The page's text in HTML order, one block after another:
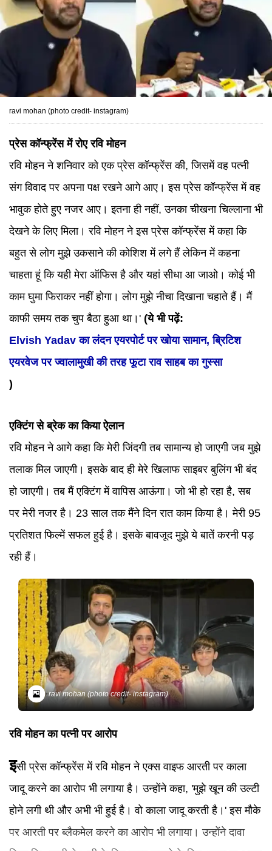
ravi mohan (photo credit- instagram)
प्रेस कॉन्फ्रेंस में रोए रवि मोहन
रवि मोहन ने शनिवार को एक प्रेस कॉन्फ्रेंस की, जिसमें वह पत्नी
संग विवाद पर अपना पक्ष रखने आगे आए। इस प्रेस कॉन्फ्रेंस में वह
भावुक होते हुए नजर आए। इतना ही नहीं, उनका चीखना चिल्लाना भी
देखने के लिए मिला। रवि मोहन ने इस प्रेस कॉन्फ्रेंस में कहा कि
बहुत से लोग मुझे उकसाने की कोशिश में लगे हैं लेकिन में कहना
चाहता हूं कि यही मेरा ऑफिस है और यहां सीधा आ जाओ। कोई भी
काम घुमा फिराकर नहीं होगा। लोग मुझे नीचा दिखाना चहाते हैं। मैं
काफी समय तक चुप बैठा हुआ था।' (ये भी पढ़ें:
Elvish Yadav का लंदन एयरपोर्ट पर खोया सामान, ब्रिटिश
एयरवेज पर ज्वालामुखी की तरह फूटा राव साहब का गुस्सा
)
एक्टिंग से ब्रेक का किया ऐलान
रवि मोहन ने आगे कहा कि मेरी जिंदगी तब सामान्य हो जाएगी जब मुझे
तलाक मिल जाएगी। इसके बाद ही मेरे खिलाफ साइबर बुलिंग भी बंद
हो जाएगी। तब मैं एक्टिंग में वापिस आऊंगा। जो भी हो रहा है, सब
पर मेरी नजर है। 23 साल तक मैंने दिन रात काम किया है। मेरी 95
प्रतिशत फिल्में सफल हुई है। इसके बावजूद मुझे ये बातें करनी पड़
रही हैं।
ravi mohan (photo credit- instagram)
रवि मोहन का पत्नी पर आरोप
इसी प्रेस कॉन्फ्रेंस में रवि मोहन ने एक्स वाइफ आरती पर काला
जादू करने का आरोप भी लगाया है। उन्होंने कहा, 'मुझे खून की उल्टी
होने लगी थी और अभी भी हुई है। वो काला जादू करती है।' इस मौके
पर आरती पर ब्लैकमेल करने का आरोप भी लगाया। उन्होंने दावा